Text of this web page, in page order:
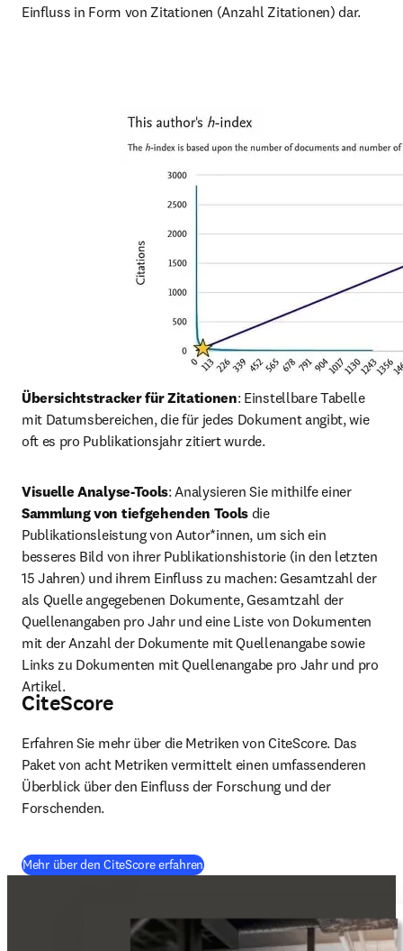
Einfluss in Form von Zitationen (Anzahl Zitationen) dar.
Übersichtstracker für Zitationen: Einstellbare Tabelle
mit Datumsbereichen, die für jedes Dokument angibt, wie
oft es pro Publikationsjahr zitiert wurde.
Visuelle Analyse-Tools
: Analysieren Sie mithilfe einer
Sammlung von tiefgehenden Tools die
Publikationsleistung von Autor*innen, um sich ein
besseres Bild von ihrer Publikationshistorie (in den letzten
15 Jahren) und ihrem Einfluss zu machen: Gesamtzahl der
als Quelle angegebenen Dokumente, Gesamtzahl der
Quellenangaben pro Jahr und eine Liste von Dokumenten
mit der Anzahl der Dokumente mit Quellenangabe sowie
Links zu Dokumenten mit Quellenangabe pro Jahr und pro
Artikel.
CiteScore
Erfahren Sie mehr über die Metriken von CiteScore. Das
Paket von acht Metriken vermittelt einen umfassenderen
Überblick über den Einfluss der Forschung und der
Forschenden.
Mehr über den CiteScore erfahren